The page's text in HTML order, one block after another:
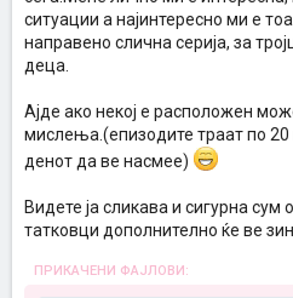
ситуации а најинтересно ми е
направено слична серија, за
деца.
Ајде ако некој е расположен
мислења.(епизодите траат по
денот да ве насмее)
Видете ја сликава и сигурна сум
татковци дополнително ќе ве
ПРИКАЧЕНИ ФАЈЛОВИ: